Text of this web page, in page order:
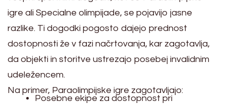
igre ali Specialne olimpijade, se pojavijo jasne
razlike. Ti dogodki pogosto dajejo prednost
dostopnosti že v fazi načrtovanja, kar zagotavlja,
da objekti in storitve ustrezajo posebej invalidnim
udeležencem.
Na primer, Paraolimpijske igre zagotavljajo:
Posebne ekipe za dostopnost pri